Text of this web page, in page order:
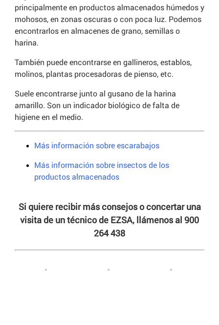
principalmente en productos almacenados húmedos y
mohosos, en zonas oscuras o con poca luz. Podemos
encontrarlos en almacenes de grano, semillas o
harina.
También puede encontrarse en gallineros, establos,
molinos, plantas procesadoras de pienso, etc.
Suele encontrarse junto al gusano de la harina
amarillo. Son un indicador biológico de falta de
higiene en el medio.
Más información sobre escarabajos
Más información sobre insectos de los
productos almacenados
Si quiere recibir más consejos o concertar una
visita de un técnico de EZSA, llámenos al 900
264 438